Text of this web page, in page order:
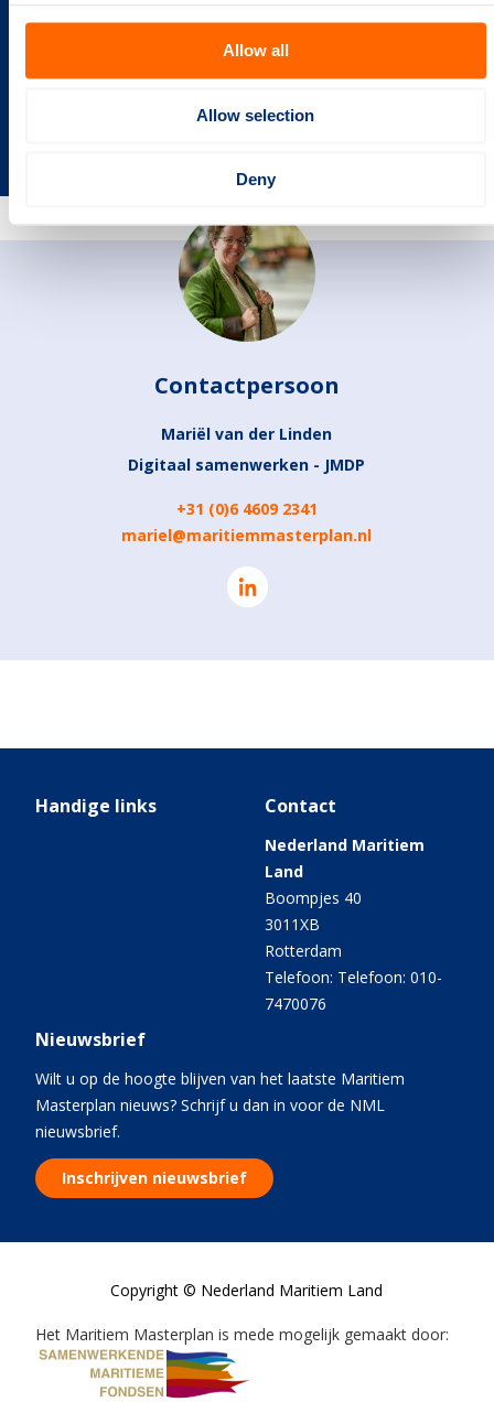
Allow all
Allow selection
Deny
Contactpersoon
Mariël van der Linden
Digitaal samenwerken - JMDP
+31 (0)6 4609 2341
mariel@maritiemmasterplan.nl
Handige links Contact
Nederland Maritiem
Land
Boompjes 40
3011XB
Rotterdam
Telefoon: Telefoon: 010-
7470076
Nieuwsbrief
Wilt u op de hoogte blijven van het laatste Maritiem
Masterplan nieuws? Schrijf u dan in voor de NML
nieuwsbrief.
Inschrijven nieuwsbrief
Copyright © Nederland Maritiem Land
Het Maritiem Masterplan is mede mogelijk gemaakt door: